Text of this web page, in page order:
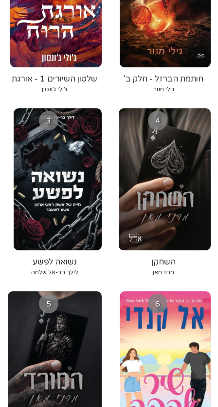
שלטון השיורים 1 - אורגת
הרוח
ג׳ולי ג׳ונסון
חותמת הברזל - חלק ב'
גילי מנור
3
נשואה לפשע
לילך בר-אל שלמה
4
השחקן
מרני מאן
5 6